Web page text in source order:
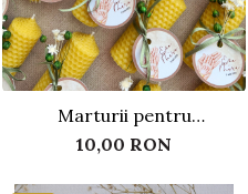
Marturii pentru
nunta/botez - Lumanare
fagure personalizata
10,00 RON